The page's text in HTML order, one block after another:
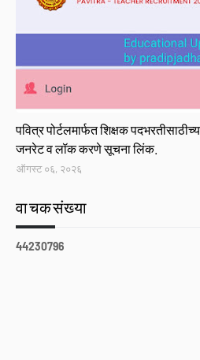
पवित्र पोर्टलमार्फत शिक्षक
जनरेट व लॉक करणे सूचना लिंक.
ऑगस्ट ०६, २०२६
वाचकसंख्या
44230796